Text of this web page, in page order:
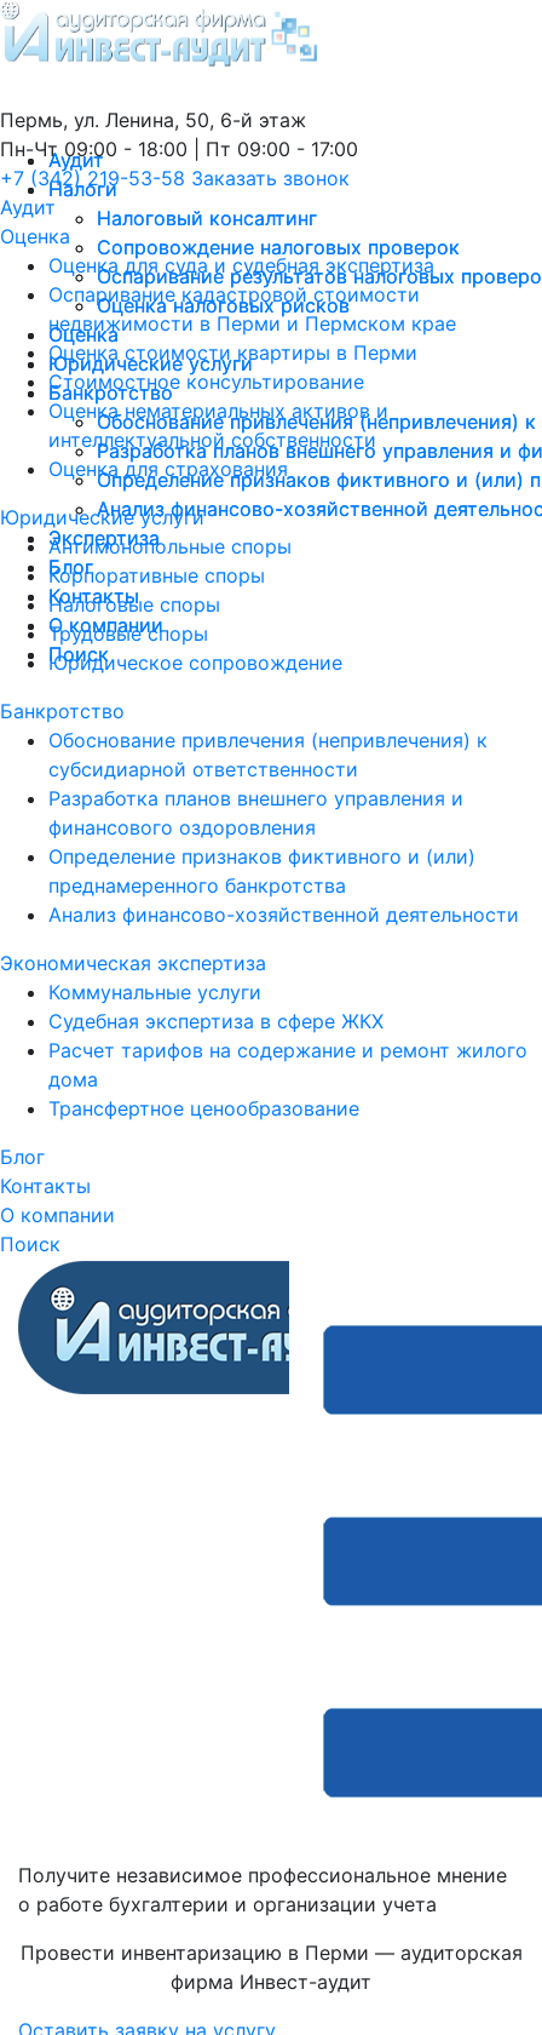
Пермь, ул. Ленина, 50, 6-й этаж
Пн-Чт 09:00 - 18:00 | Пт 09:00 - 17:00
+7 (342) 219-53-58 Заказать звонок
Аудит
Оценка
Оценка для суда и судебная экспертиза
Оспаривание кадастровой стоимости
недвижимости в Перми и Пермском крае
Оценка стоимости квартиры в Перми
Стоимостное консультирование
Оценка нематериальных активов и
интеллектуальной собственности
Оценка для страхования
Юридические услуги
Антимонопольные споры
Корпоративные споры
Налоговые споры
Трудовые споры
Юридическое сопровождение
Банкротство
Обоснование привлечения (непривлечения) к
субсидиарной ответственности
Разработка планов внешнего управления и
финансового оздоровления
Определение признаков фиктивного и (или)
преднамеренного банкротства
Анализ финансово-хозяйственной деятельности
Экономическая экспертиза
Коммунальные услуги
Судебная экспертиза в сфере ЖКХ
Расчет тарифов на содержание и ремонт жилого
дома
Трансфертное ценообразование
Блог
Контакты
О компании
Поиск
Аудит
Налоги
Налоговый консалтинг
Сопровождение налоговых проверок
Оспаривание результатов налоговых
Оценка налоговых рисков
Оценка
Юридические услуги
Банкротство
Обоснование привлечения (непривлечения)
Разработка планов внешнего управления и
Определение признаков фиктивного и (или)
Анализ финансово-хозяйственной
Экспертиза
Блог
Контакты
О компании
Поиск
Получите независимое профессиональное мнение
о работе бухгалтерии и организации учета
Провести инвентаризацию в Перми — аудиторская
фирма Инвест-аудит
Аудит
Налоги
Налоговый консалтинг
Сопровождение налоговых проверок
Оспаривание результатов налоговых
Оценка налоговых рисков
Оценка
Юридические услуги
Банкротство
Обоснование привлечения (непривлечения)
Разработка планов внешнего управления и
Определение признаков фиктивного и (или)
Анализ финансово-хозяйственной
Экспертиза
Блог
Контакты
О компании
Поиск